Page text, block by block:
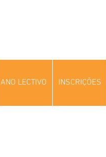
ANO LECTIVO INSCRIÇÕES